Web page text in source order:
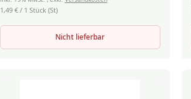
1,49 €/ 1 Stück (St)
Nicht lieferbar